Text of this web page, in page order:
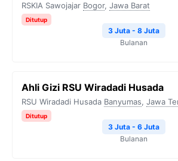
RSKIA Sawojajar Bogor, Jawa Barat
Ditutup
3 Juta - 8 Juta
Bulanan
Ahli Gizi RSU Wiradadi Husada
RSU Wiradadi Husada Banyumas, Jawa
Ditutup
3 Juta - 6 Juta
Bulanan